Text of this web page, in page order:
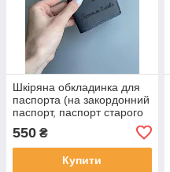
Шкіряна обкладинка для
паспорта (на закордонний
паспорт, паспорт старого
550 ₴
Купити